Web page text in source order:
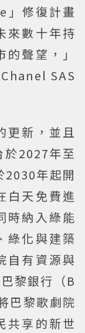
修復計畫
來數十年持
聲望，」
SAS
更新，並且
於2027年至
2030年起開
白天免費進
時納入綠能
綠化與建築
自有資源與
黎銀行（B
巴黎歌劇院
共享的新世